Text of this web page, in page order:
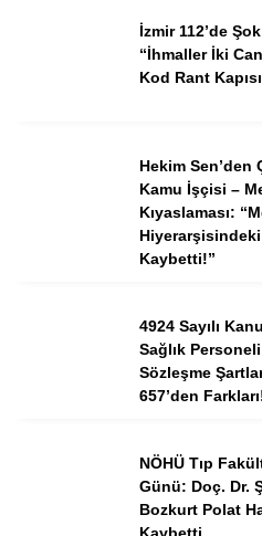
İzmir 112’de
“İhmaller İki
Kod Rant
Hekim Sen’den
Kamu İşçisi –
Kıyaslaması:
Kaybetti!”
4924 Sayılı
Sağlık
Sözleşme
657’den
NÖHÜ Tıp
Günü: Doç. Dr.
Bozkurt Polat